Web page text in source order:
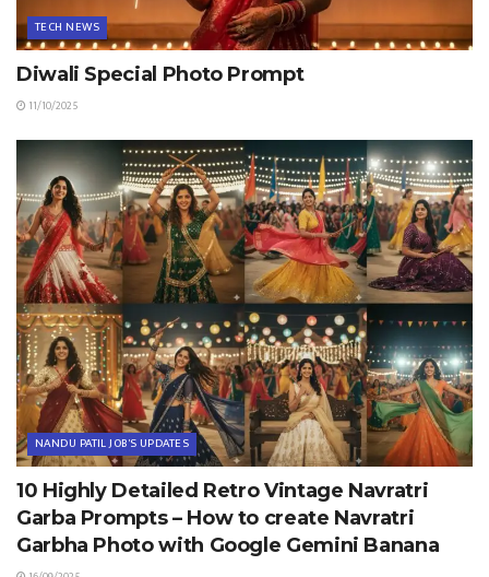
TECH NEWS
Diwali Special Photo Prompt
11/10/2025
NANDU PATIL JOB'S UPDATES
10 Highly Detailed Retro Vintage Navratri
Garba Prompts – How to create Navratri
Garbha Photo with Google Gemini Banana